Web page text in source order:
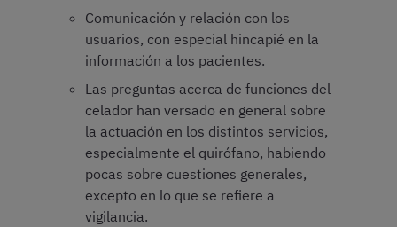
Comunicación y relación con los
usuarios, con especial hincapié en la
información a los pacientes.
Las preguntas acerca de funciones del
celador han versado en general sobre
la actuación en los distintos servicios,
especialmente el quirófano, habiendo
pocas sobre cuestiones generales,
excepto en lo que se refiere a
vigilancia.